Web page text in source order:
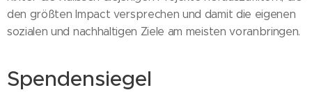
den größten Impact versprechen und damit die eigenen
sozialen und nachhaltigen Ziele am meisten voranbringen.
Spendensiegel